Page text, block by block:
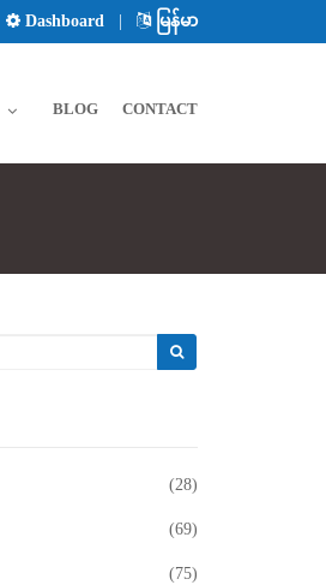
Dashboard မြန်မာ
BLOG CONTACT
(28)
(69)
(75)